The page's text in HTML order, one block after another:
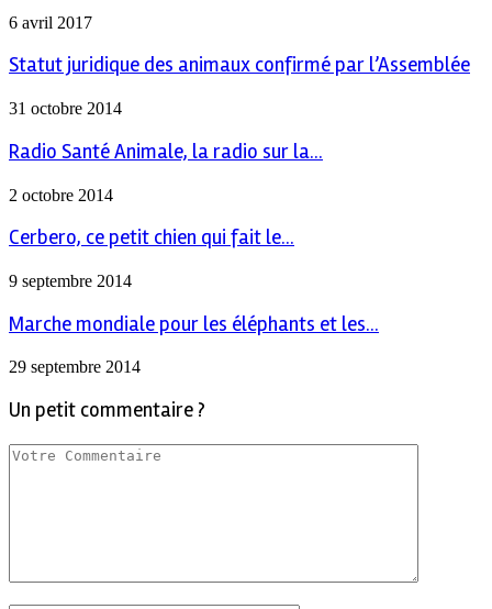
6 avril 2017
Statut juridique des animaux confirmé par l’Assemblée
31 octobre 2014
Radio Santé Animale, la radio sur la...
2 octobre 2014
Cerbero, ce petit chien qui fait le...
9 septembre 2014
Marche mondiale pour les éléphants et les...
29 septembre 2014
Un petit commentaire ?